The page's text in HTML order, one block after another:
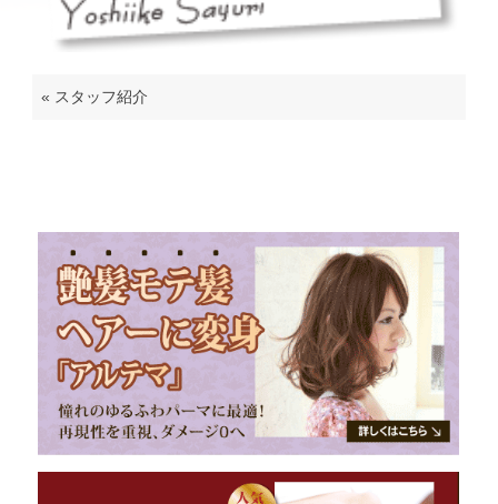
« スタッフ紹介